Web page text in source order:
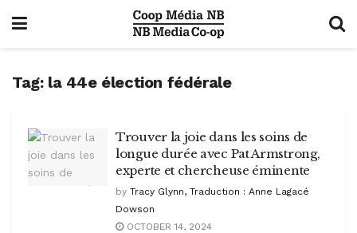
Tag: la 44e élection fédérale
Trouver la joie dans les soins de
longue durée avec Pat Armstrong,
experte et chercheuse éminente
by Tracy Glynn, Traduction : Anne Lagacé
Dowson
OCTOBER 14, 2024